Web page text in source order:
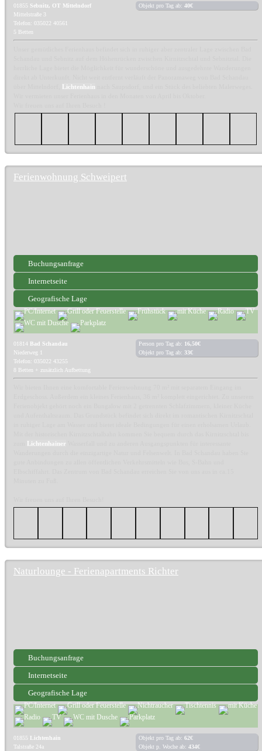
01855 Sebnitz, OT Mittelndorf
Mittelstraße 3
Telefon: 035022 40561
5 Betten
Objekt pro Tag ab: 40€
Lichtenhain
Ferienwohnung Schweipert
Buchungsanfrage
Internetseite
Geografische Lage
01814 Bad Schandau
Niederweg 1
Telefon: 035022 43255
8 Betten + zusätzlich Aufbettung
Person pro Tag ab: 16,50€
Objekt pro Tag ab: 33€
Lichtenhainer
Naturlounge - Ferienapartments Richter
Buchungsanfrage
Internetseite
Geografische Lage
01855 Lichtenhain
Talstraße 24a
Objekt pro Tag ab: 62€
Objekt p. Woche ab: 434€